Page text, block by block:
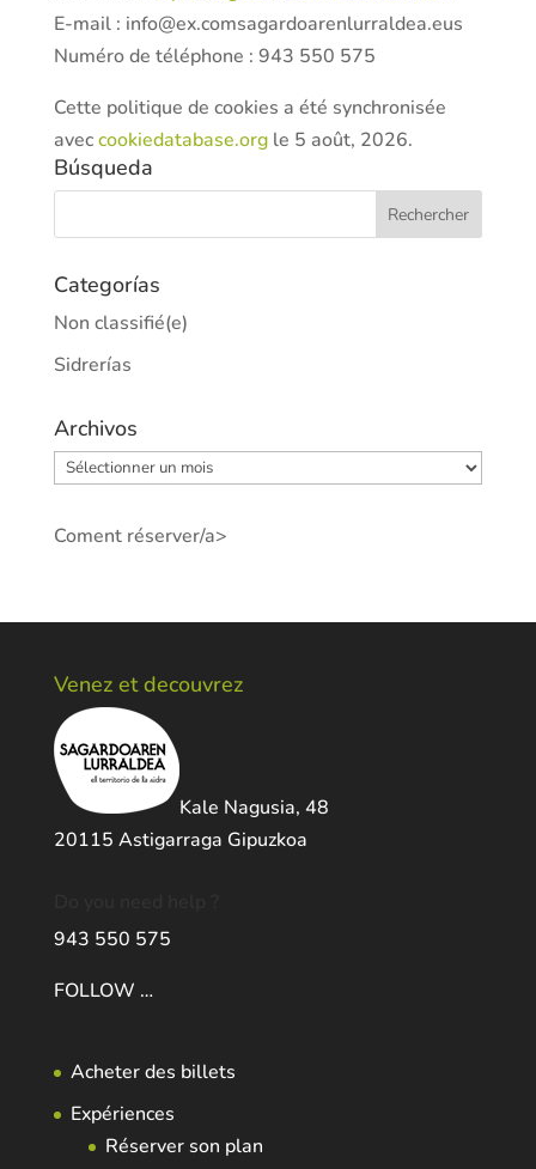
E-mail : info@ex.comsagardoarenlurraldea.eus
Numéro de téléphone : 943 550 575
Cette politique de cookies a été synchronisée
aveccookiedatabase.orgle 5 août, 2026.
Búsqueda
Categorías
Non classifié(e)
Sidrerías
Archivos
Archivos
Coment réserver/a>
Venez et decouvrez
Kale Nagusia, 48
20115 Astigarraga Gipuzkoa
943 550 575
FOLLOW …
Acheter des billets
Expériences
Réserver son plan